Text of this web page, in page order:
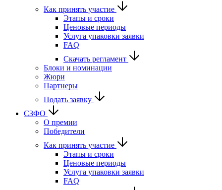
Как принять участие
Этапы и сроки
Ценовые периоды
Услуга упаковки заявки
FAQ
Скачать регламент
Блоки и номинации
Жюри
Партнеры
Подать заявку
СЗФО
О премии
Победители
Как принять участие
Этапы и сроки
Ценовые периоды
Услуга упаковки заявки
FAQ